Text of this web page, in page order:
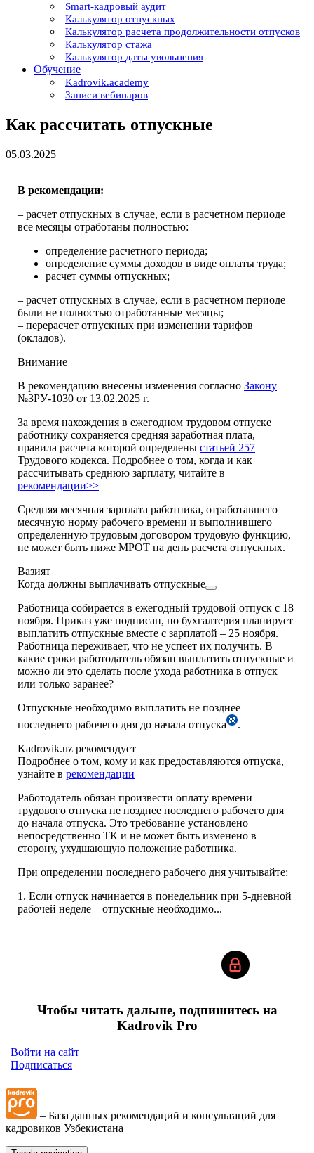
Smart-кадровый аудит
Калькулятор отпускных
Калькулятор расчета продолжительности отпусков
Калькулятор стажа
Калькулятор даты увольнения
Обучение
Kadrovik.academy
Записи вебинаров
Как рассчитать отпускные
05.03.2025
В рекомендации:
– расчет отпускных в случае, если в расчетном периоде
все месяцы отработаны полностью:
определение расчетного периода;
определение суммы доходов в виде оплаты труда;
расчет суммы отпускных;
– расчет отпускных в случае, если в расчетном периоде
были не полностью отработанные месяцы;
– перерасчет отпускных при изменении тарифов
(окладов).
Внимание
В рекомендацию внесены изменения согласно Закону
№ЗРУ-1030 от 13.02.2025 г.
За время нахождения в ежегодном трудовом отпуске
работнику сохраняется средняя заработная плата,
правила расчета которой определены статьей 257
Трудового кодекса. Подробнее о том, когда и как
рассчитывать среднюю зарплату, читайте в
рекомендации>>
Средняя месячная зарплата работника, отработавшего
месячную норму рабочего времени и выполнившего
определенную трудовым договором трудовую функцию,
не может быть ниже МРОТ на день расчета отпускных.
Вазият
Когда должны выплачивать отпускные
Работница собирается в ежегодный трудовой отпуск с 18
ноября. Приказ уже подписан, но бухгалтерия планирует
выплатить отпускные вместе с зарплатой – 25 ноября.
Работница переживает, что не успеет их получить. В
какие сроки работодатель обязан выплатить отпускные и
можно ли это сделать после ухода работника в отпуск
или только заранее?
Отпускные необходимо выплатить не позднее
последнего рабочего дня до начала отпуска
.
Kadrovik.uz рекомендует
Подробнее о том, кому и как предоставляются отпуска,
узнайте в рекомендации
Работодатель обязан произвести оплату времени
трудового отпуска не позднее последнего рабочего дня
до начала отпуска. Это требование установлено
непосредственно ТК и не может быть изменено в
сторону, ухудшающую положение работника.
При определении последнего рабочего дня учитывайте:
1. Если отпуск начинается в понедельник при 5-дневной
рабочей неделе – отпускные необходимо...
Чтобы читать дальше, подпишитесь на
Kadrovik Pro
Войти на сайт
Подписаться
– База данных рекомендаций и консультаций для
кадровиков Узбекистана